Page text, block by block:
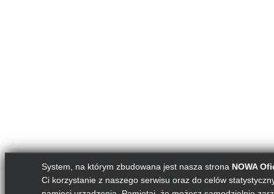
System, na którym zbudowana jest nasza strona NOWA
Ci korzystanie z naszego serwisu oraz do celów